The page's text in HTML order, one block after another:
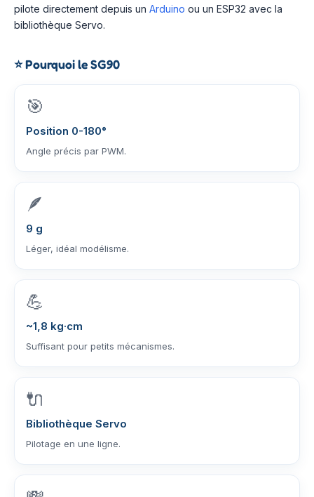
pilote directement depuis un Arduino ou un ESP32 avec la
bibliothèque Servo.
⭐Pourquoi le SG90
🎯
Position 0-180°
Angle précis par PWM.
🪶
9 g
Léger, idéal modélisme.
💪
~1,8 kg·cm
Suffisant pour petits mécanismes.
🔌
Bibliothèque Servo
Pilotage en une ligne.